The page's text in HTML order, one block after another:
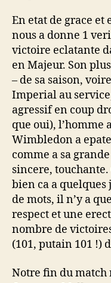
En etat de grace et
nous a donne 1
victoire eclatante
en Majeur. Son
– de sa saison,
Imperial au
agressif en coup
que oui), l’homme
Wimbledon a
comme a sa
sincere,
bien ca a quelques
de mots, il n’y a
respect et une
nombre de
(101, putain 101 !)
Notre fin du match